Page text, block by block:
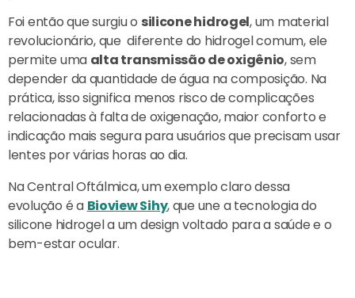
Foi então que surgiu o silicone hidrogel, um material
revolucionário, que diferente do hidrogel comum, ele
permite uma alta transmissão de oxigênio, sem
depender da quantidade de água na composição. Na
prática, isso significa menos risco de complicações
relacionadas à falta de oxigenação, maior conforto e
indicação mais segura para usuários que precisam usar
lentes por várias horas ao dia.
Na Central Oftálmica, um exemplo claro dessa
evolução é a Bioview Sihy, que une a tecnologia do
silicone hidrogel a um design voltado para a saúde e o
bem-estar ocular.